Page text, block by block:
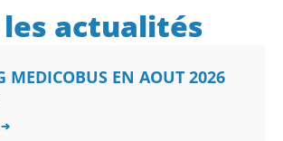
actualités
MEDICOBUS EN AOUT 2026
➔